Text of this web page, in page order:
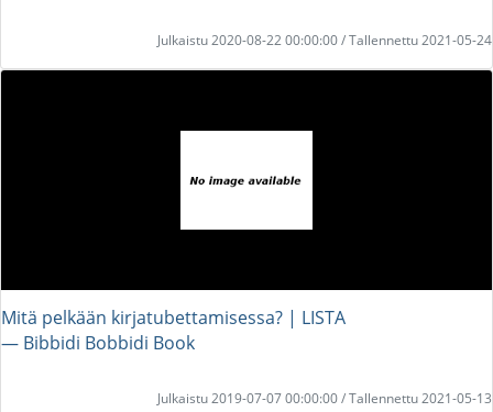
Julkaistu 2020-08-22 00:00:00 / Tallennettu 2021-05-24
Mitä pelkään kirjatubettamisessa? | LISTA
― Bibbidi Bobbidi Book
Julkaistu 2019-07-07 00:00:00 / Tallennettu 2021-05-13